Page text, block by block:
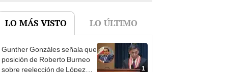
LO MÁS VISTO LO ÚLTIMO
1
Gunther Gonzáles señala que
posición de Roberto Burneo
sobre reelección de López